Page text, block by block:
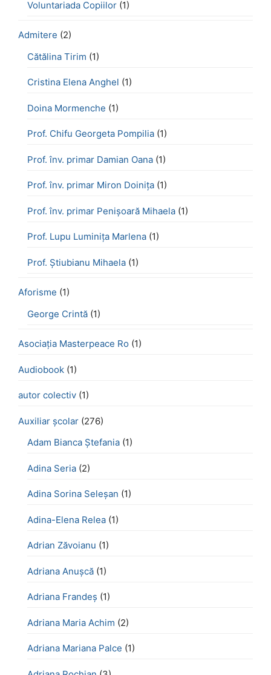
Voluntariada Copiilor (1)
Admitere (2)
Cătălina Tirim (1)
Cristina Elena Anghel (1)
Doina Mormenche (1)
Prof. Chifu Georgeta Pompilia (1)
Prof. înv. primar Damian Oana (1)
Prof. înv. primar Miron Doinița (1)
Prof. înv. primar Penișoară Mihaela (1)
Prof. Lupu Luminița Marlena (1)
Prof. Știubianu Mihaela (1)
Aforisme (1)
George Crintă (1)
Asociația Masterpeace Ro (1)
Audiobook (1)
autor colectiv (1)
Auxiliar școlar (276)
Adam Bianca Ștefania (1)
Adina Seria (2)
Adina Sorina Seleșan (1)
Adina-Elena Relea (1)
Adrian Zăvoianu (1)
Adriana Anușcă (1)
Adriana Frandeș (1)
Adriana Maria Achim (2)
Adriana Mariana Palce (1)